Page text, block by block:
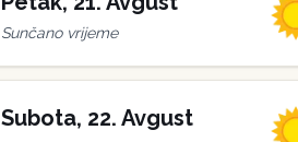
Sunčano vrijeme
Subota, 22. Avgust